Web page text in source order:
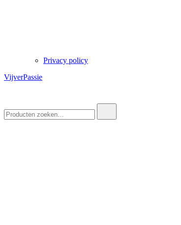
Privacy policy
VijverPassie
naar: